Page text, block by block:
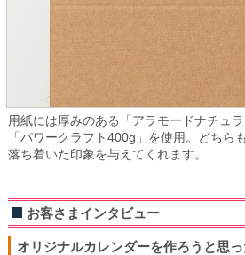
用紙には厚みのある「アラモードナチュ
「パワークラフト400g」を使用。どちら
落ち着いた印象を与えてくれます。
お客さまインタビュー
オリジナルカレンダーを作ろうと思